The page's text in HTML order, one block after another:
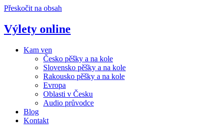
Přeskočit na obsah
Výlety online
Kam ven
Česko pěšky a na kole
Slovensko pěšky a na kole
Rakousko pěšky a na kole
Evropa
Oblasti v Česku
Audio průvodce
Blog
Kontakt